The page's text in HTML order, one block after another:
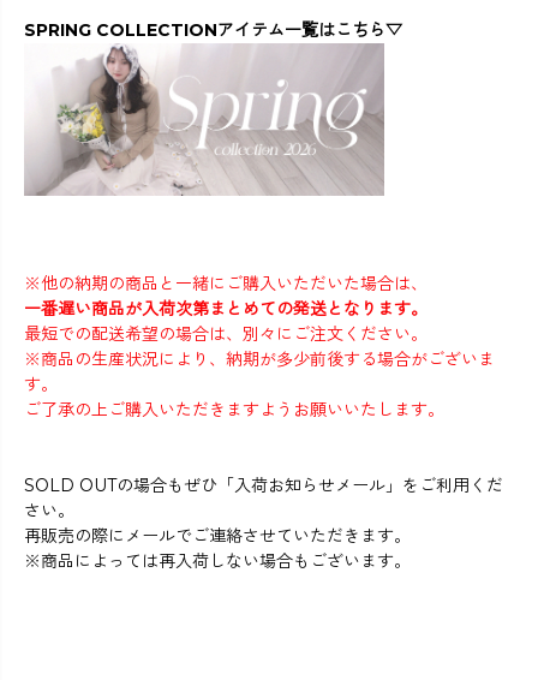
SPRING COLLECTIONアイテム一覧はこちら▽
※他の納期の商品と一緒にご購入いただいた場合は、
一番遅い商品が入荷次第まとめての発送となります。
最短での配送希望の場合は、別々にご注文ください。
※商品の生産状況により、納期が多少前後する場合がございま
す。
ご了承の上ご購入いただきますようお願いいたします。
SOLD OUTの場合もぜひ「入荷お知らせメール」をご利用くだ
さい。
再販売の際にメールでご連絡させていただきます。
※商品によっては再入荷しない場合もございます。